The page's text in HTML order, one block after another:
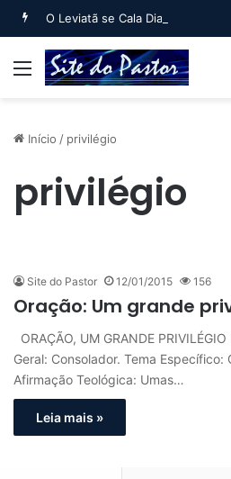
O Leviatã se Cala Diante do
Menu
Início / privilégio
privilégio
Site do Pastor 12/01/2015 156
Oração: Um grande
ORAÇÃO, UM GRANDE
Geral: Consolador. Tema
Afirmação Teológica: Umas…
Leia mais »